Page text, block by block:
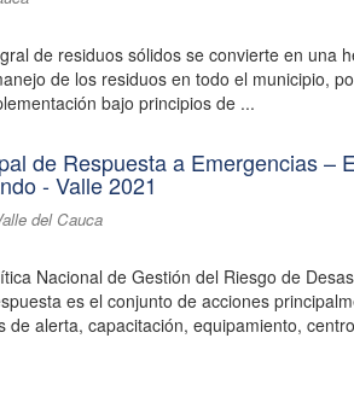
de residuos sólidos se convierte en una
de los residuos en todo el municipio,
bajo principios de ...
de Respuesta a Emergencias –
- Valle 2021
del Cauca
Nacional de Gestión del Riesgo de
es el conjunto de acciones
de alerta, capacitación, equipamiento,